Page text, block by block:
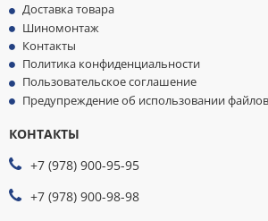
Доставка товара
Шиномонтаж
Контакты
Политика конфиденциальности
Пользовательское соглашение
Предупреждение об использовании
КОНТАКТЫ
+7 (978) 900-95-95
+7 (978) 900-98-98